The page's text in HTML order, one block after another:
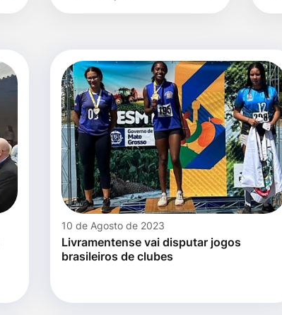
data
10 de Agosto de 2023
Livramentense vai disputar jogos
brasileiros de clubes